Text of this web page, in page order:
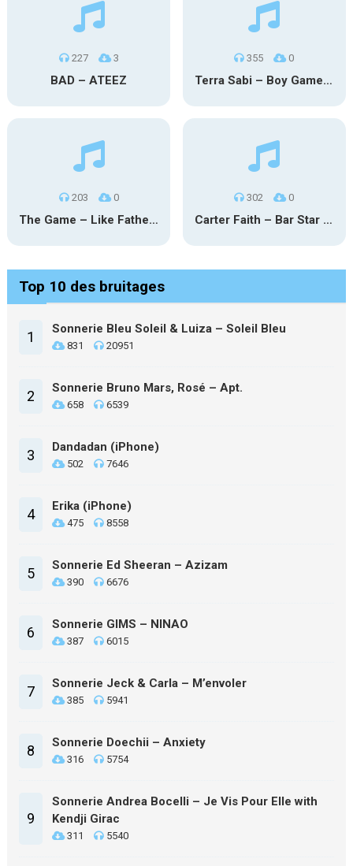
227 3
BAD – ATEEZ
355 0
Terra Sabi – Boy Game X Marcia Cruz
203 0
The Game – Like Father Like Daughter
302 0
Carter Faith – Bar Star Vevo
Top 10 des bruitages
1 Sonnerie Bleu Soleil & Luiza – Soleil Bleu
831 20951
2 Sonnerie Bruno Mars, Rosé – Apt.
658 6539
3 Dandadan (iPhone)
502 7646
4 Erika (iPhone)
475 8558
5 Sonnerie Ed Sheeran – Azizam
390 6676
6 Sonnerie GIMS – NINAO
387 6015
7 Sonnerie Jeck & Carla – M’envoler
385 5941
8 Sonnerie Doechii – Anxiety
316 5754
9
Sonnerie Andrea Bocelli – Je Vis Pour Elle with
Kendji Girac
311 5540